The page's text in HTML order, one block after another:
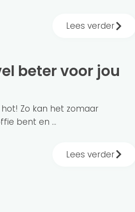
Lees verder
Zo kan het zomaar
bent en ...
Lees verder